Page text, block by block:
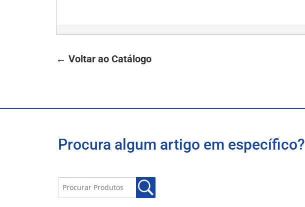
← Voltar ao Catálogo
Procura algum artigo em específico?